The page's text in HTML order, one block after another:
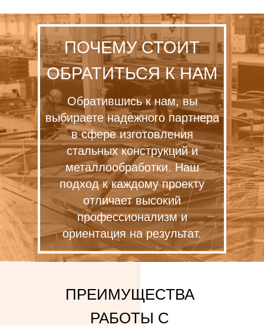
ПОЧЕМУ СТОИТ
ОБРАТИТЬСЯ К НАМ
Обратившись к нам, вы
выбираете надежного партнера
в сфере изготовления
стальных конструкций и
металлообработки. Наш
подход к каждому проекту
отличает высокий
профессионализм и
ориентация на результат.
ПРЕИМУЩЕСТВА
РАБОТЫ С